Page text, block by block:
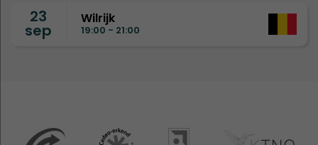
23
sep
Wilrijk
19:00 - 21:00